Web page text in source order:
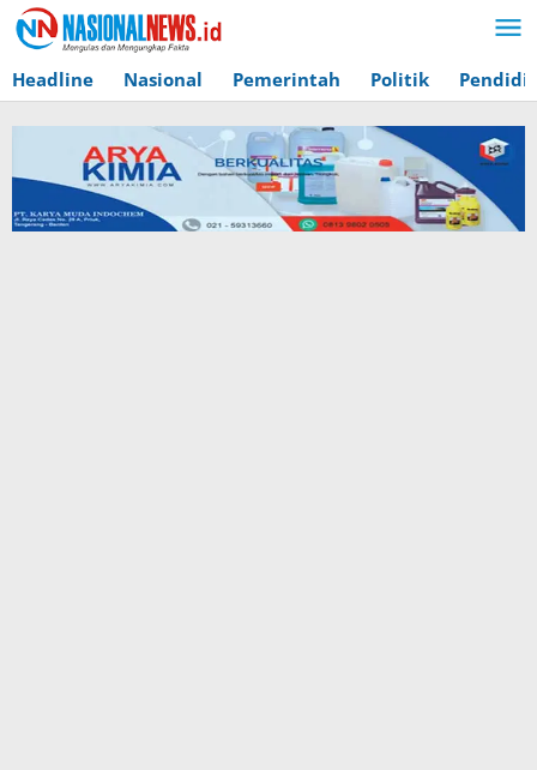
Lewati
ke
konten
Headline Nasional Pemerintah Politik